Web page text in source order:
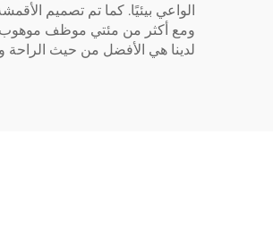
الواعي بيئيًا. كما تم تصميم
ومع أكثر من مئتي موظف موهوب
لدينا هي الأفضل من حيث الراحة